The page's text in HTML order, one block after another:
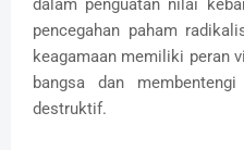
pencegahan paham
keagamaan memiliki peran
bangsa dan
destruktif.